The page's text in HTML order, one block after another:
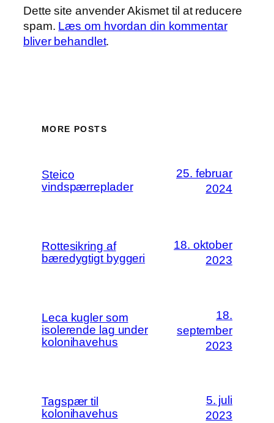
Dette site anvender Akismet til at reducere
spam. Læs om hvordan din kommentar
bliver behandlet.
MORE POSTS
Steico
vindspærreplader
25. februar
2024
Rottesikring af
bæredygtigt byggeri
18. oktober
2023
Leca kugler som
isolerende lag under
kolonihavehus
18.
september
2023
Tagspær til
kolonihavehus
5. juli
2023